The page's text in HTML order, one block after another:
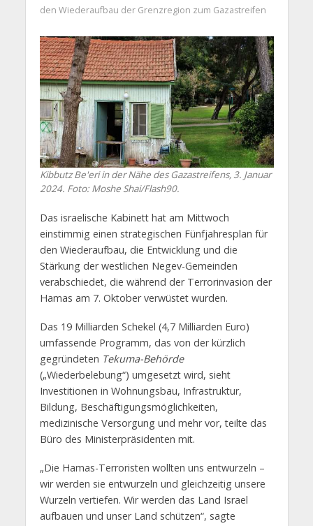
den Wiederaufbau der Grenzregion zum Gazastreifen
Kibbutz Be'eri in der Nähe des Gazastreifens, 3. Januar
2024. Foto: Moshe Shai/Flash90.
Das israelische Kabinett hat am Mittwoch
einstimmig einen strategischen Fünfjahresplan für
den Wiederaufbau, die Entwicklung und die
Stärkung der westlichen Negev-Gemeinden
verabschiedet, die während der Terrorinvasion der
Hamas am 7. Oktober verwüstet wurden.
Das 19 Milliarden Schekel (4,7 Milliarden Euro)
umfassende Programm, das von der kürzlich
gegründeten Tekuma-Behörde
(„Wiederbelebung“) umgesetzt wird, sieht
Investitionen in Wohnungsbau, Infrastruktur,
Bildung, Beschäftigungsmöglichkeiten,
medizinische Versorgung und mehr vor, teilte das
Büro des Ministerpräsidenten mit.
„Die Hamas-Terroristen wollten uns entwurzeln –
wir werden sie entwurzeln und gleichzeitig unsere
Wurzeln vertiefen. Wir werden das Land Israel
aufbauen und unser Land schützen“, sagte